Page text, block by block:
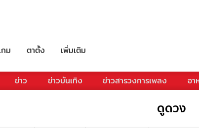
กม ตาตั้ง เพิ่มเติม
ข่าว ข่าวบันเทิง ข่าวสารวงการเพลง อา
ดูดวง